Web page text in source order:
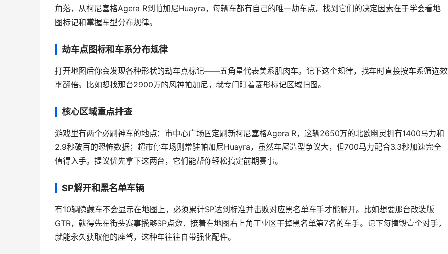
角落，从柯尼塞格Agera R到帕加尼Huayra，每辆车都有自己的唯一劫车点，找到它们的决定因素在于学会看地
图标记和掌握车型分布规律。
劫车点图标和车系分布规律
打开地图后你会发现各种形状的劫车点标记——五角星代表美系肌肉车。记下这个规律，找车时直接按车系筛选效
率翻倍。比如想找那台2900万的风神帕加尼，就专门盯着菱形标记区域扫图。
核心区域重点排查
游戏里有两个必刷神车的地点： 市中心广场固定刷新柯尼塞格Agera R，这辆2650万的北欧幽灵拥有1400马力和
2.9秒破百的恐怖数据；超市停车场则常驻帕加尼Huayra，虽然车尾造型争议大，但700马力配合3.3秒加速完全
值得入手。提议优先拿下这两台，它们能帮你轻松搞定前期赛事。
SP解开和黑名单车辆
有10辆隐藏车不会显示在地图上，必须累计SP达到标准并击败对应黑名单车手才能解开。比如想要那台改装版
GTR，就得先在街头赛事攒够SP点数，接着在地图右上角工业区干掉黑名单第7名的车手。记下每撞毁壹个对手，
就能永久获取他的座驾，这种车往往自带强化配件。